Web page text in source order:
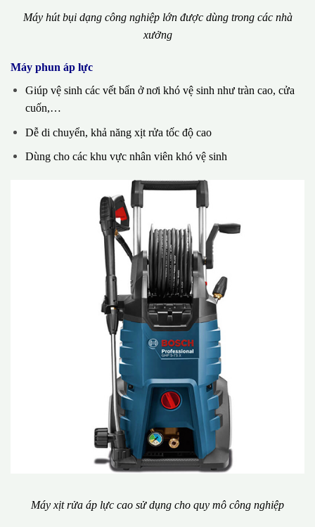
Máy hút bụi dạng công nghiệp lớn được dùng trong các nhà
xưởng
Máy phun áp lực
Giúp vệ sinh các vết bẩn ở nơi khó vệ sinh như tràn cao, cửa
cuốn,…
Dễ di chuyển, khả năng xịt rửa tốc độ cao
Dùng cho các khu vực nhân viên khó vệ sinh
Máy xịt rửa áp lực cao sử dụng cho quy mô công nghiệp